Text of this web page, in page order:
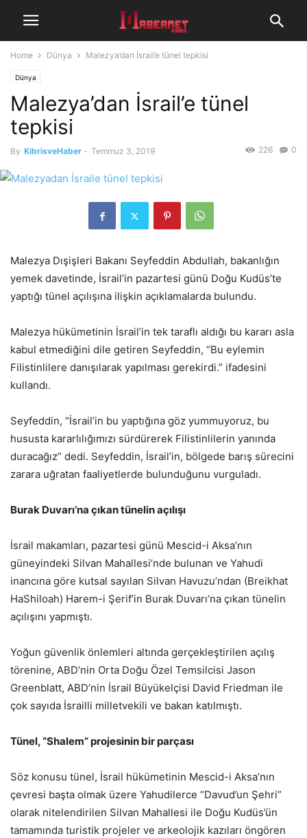
Home Dünya Malezya’dan İsrail’e tünel tepkisi
Dünya
Malezya’dan İsrail’e tünel
tepkisi
By KibrisveHaber - Temmuz 3, 2019 0
226
Malezya Dışişleri Bakanı Seyfeddin Abdullah, bakanlığın
yemek davetinde, İsrail’in pazartesi günü Doğu Kudüs’te
yaptığı tünel açılışına ilişkin açıklamalarda bulundu.
Malezya hükümetinin İsrail’in tek taraflı aldığı bu kararı asla
kabul etmediğini dile getiren Seyfeddin, “Bu eylemin
Filistinlilere danışılarak yapılması gerekirdi.” ifadesini
kullandı.
Seyfeddin, “İsrail’in bu yaptığına göz yummuyoruz, bu
hususta kararlılığımızı sürdürerek Filistinlilerin yanında
duracağız” dedi. Seyfeddin, İsrail’in, bölgede barış sürecini
zarara uğratan faaliyetlerde bulunduğunu vurguladı.
Burak Duvarı’na çıkan tünelin açılışı
İsrail makamları, pazartesi günü Mescid-i Aksa’nın
güneyindeki Silvan Mahallesi’nde bulunan ve Yahudi
inancına göre kutsal sayılan Silvan Havuzu’ndan (Breikhat
HaShiloah) Harem-i Şerif’in Burak Duvarı’na çıkan tünelin
açılışını yapmıştı.
Yoğun güvenlik önlemleri altında gerçekleştirilen açılış
törenine, ABD’nin Orta Doğu Özel Temsilcisi Jason
Greenblatt, ABD’nin İsrail Büyükelçisi David Friedman ile
çok sayıda İsrailli milletvekili ve bakan katılmıştı.
Tünel, “Shalem” projesinin bir parçası
Söz konusu tünel, İsrail hükümetinin Mescid-i Aksa’nın
çevresi başta olmak üzere Yahudilerce “Davud’un Şehri”
olarak nitelendirilen Silvan Mahallesi ile Doğu Kudüs’ün
tamamında turistik projeler ve arkeolojik kazıları öngören